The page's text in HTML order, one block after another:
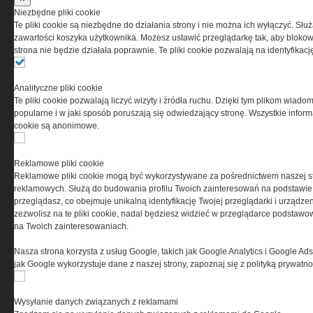
odpowiedzialnością Spółka komandytowa, nr KRS:
0000537655, NIP 1132860378, REGON 146393437
(zwana dalej Grupa MEDIUM) w postaci Regulaminu.
Ta witryna wykorzystuje pliki cookies do przechowywania
informacji na Twoim komputerze. Pliki cookies stosujemy
w celu świadczenia usług na najwyższym poziomie,
w tym w sposób dostosowany do indywidualnych potrzeb.
Korzystanie z witryny bez zmiany ustawień dotyczących
urządzeniu końcowym. W każdym momencie możesz
dokonać zmiany ustawień przeglądarki dotyczących
prywatnościorazinformacją o cookies
Niezbędne pliki cookie
Te pliki cookie są niezbędne do działania strony i nie można ich wyłączyć.
zawartości koszyka użytkownika. Możesz ustawić przeglądarkę tak, aby
strona nie będzie działała poprawnie. Te pliki cookie pozwalają na
Analityczne pliki cookie
Te pliki cookie pozwalają liczyć wizyty i źródła ruchu. Dzięki tym plikom
popularne i w jaki sposób poruszają się odwiedzający stronę. Wszystkie
cookie są anonimowe.
Reklamowe pliki cookie
Reklamowe pliki cookie mogą być wykorzystywane za pośrednictwem naszej
reklamowych. Służą do budowania profilu Twoich zainteresowań na
przeglądasz, co obejmuje unikalną identyfikację Twojej przeglądarki i
zezwolisz na te pliki cookie, nadal będziesz widzieć w przeglądarce
na Twoich zainteresowaniach.
Nasza strona korzysta z usług Google, takich jak Google Analytics i Google
jak Google wykorzystuje dane z naszej strony, zapoznaj się z polityką
Wysyłanie danych związanych z reklamami